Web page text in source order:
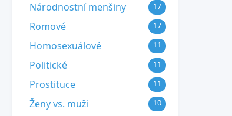
Národnostní menšiny 17
Romové 17
Homosexuálové 11
Politické 11
Prostituce 11
Ženy vs. muži 10